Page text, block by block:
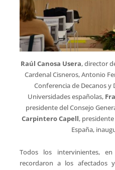
Raúl Canosa Usera, director
Cardenal Cisneros, Antonio
Conferencia de Decanos y
Universidades españolas,
presidente del Consejo
Carpintero Capell,
España,
Todos los intervinientes,
recordaron a los afectados